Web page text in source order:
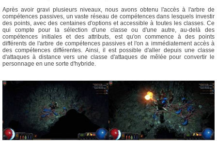
Après avoir gravi plusieurs niveaux, nous avons obtenu l'accès à l'arbre de
compétences passives, un vaste réseau de compétences dans lesquels investir
des points, avec des centaines d'options et accessible à toutes les classes. Ce
qui compte pour la sélection d'une classe ou d'une autre, au-delà des
compétences initiales et des attributs, est qu'on commence à des points
différents de l'arbre de compétences passives et l'on a immédiatement accès à
des compétences différentes. Ainsi, il est possible d'aller depuis une classe
d'attaques à distance vers une classe d'attaques de mêlée pour convertir le
personnage en une sorte d'hybride.